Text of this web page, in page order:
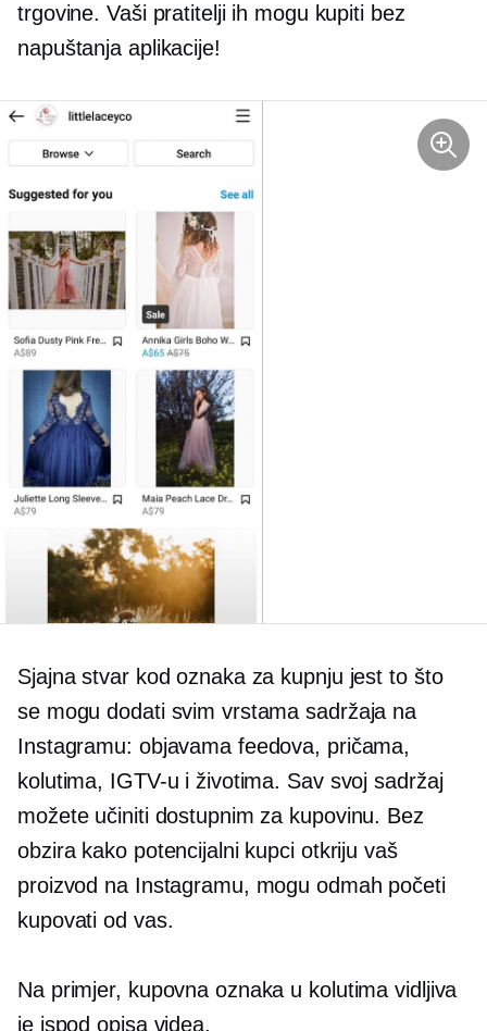
trgovine. Vaši pratitelji ih mogu kupiti bez
napuštanja aplikacije!
Sjajna stvar kod oznaka za kupnju jest to što
se mogu dodati svim vrstama sadržaja na
Instagramu: objavama feedova, pričama,
kolutima, IGTV-u i životima. Sav svoj sadržaj
možete učiniti dostupnim za kupovinu. Bez
obzira kako potencijalni kupci otkriju vaš
proizvod na Instagramu, mogu odmah početi
kupovati od vas.
Na primjer, kupovna oznaka u kolutima vidljiva
je ispod opisa videa.